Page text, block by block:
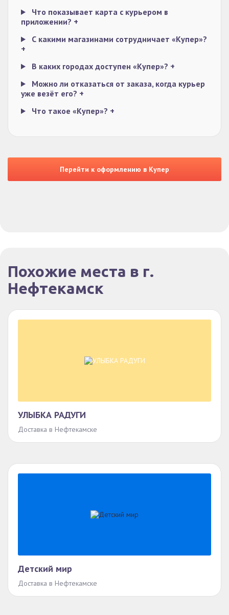
Что показывает карта с курьером в
приложении? +
С какими магазинами сотрудничает «Купер»?
+
В каких городах доступен «Купер»? +
Можно ли отказаться от заказа, когда курьер
уже везёт его? +
Что такое «Купер»? +
Перейти к оформлению в Купер
Похожие места в г.
Нефтекамск
УЛЫБКА РАДУГИ
Доставка в Нефтекамске
Детский мир
Доставка в Нефтекамске